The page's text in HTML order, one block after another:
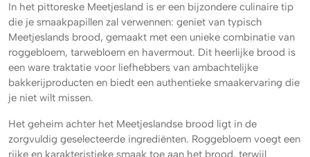
In het pittoreske Meetjesland is er een bijzondere culinaire tip
die je smaakpapillen zal verwennen: geniet van typisch
Meetjeslands brood, gemaakt met een unieke combinatie van
roggebloem, tarwebloem en havermout. Dit heerlijke brood is
een ware traktatie voor liefhebbers van ambachtelijke
bakkerijproducten en biedt een authentieke smaakervaring die
je niet wilt missen.
Het geheim achter het Meetjeslandse brood ligt in de
zorgvuldig geselecteerde ingrediënten. Roggebloem voegt een
rijke en karakteristieke smaak toe aan het brood, terwijl